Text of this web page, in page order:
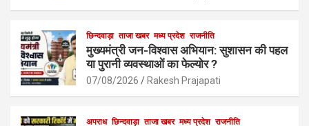
k
p
छिन्दवाड़ा ताजा खबर मध्य प्रदेश राजनीति
मुख्यमंत्री जन-विश्वास अभियान: सुशासन की पहल
या पुरानी व्यवस्थाओं का फेल्योर ?
07/08/2026 Rakesh Prajapati
अपराध छिन्दवाड़ा ताजा खबर मध्य प्रदेश राजनीति